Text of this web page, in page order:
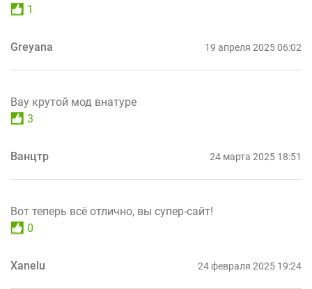
1
Greyana 19 апреля 2025 06:02
Вау крутой мод внатуре
3
Ванцтр 24 марта 2025 18:51
Вот теперь всё отлично, вы супер-сайт!
0
Xanelu 24 февраля 2025 19:24